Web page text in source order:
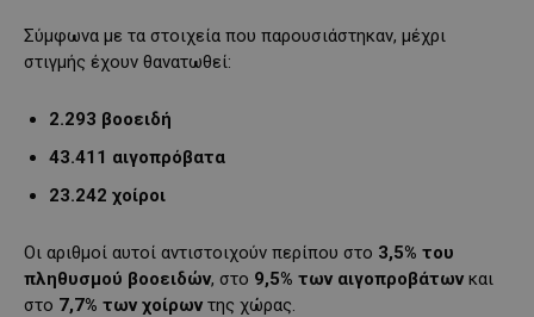
Σύμφωνα με τα στοιχεία που παρουσιάστηκαν, μέχρι
στιγμής έχουν θανατωθεί:
2.293 βοοειδή
43.411 αιγοπρόβατα
23.242 χοίροι
Οι αριθμοί αυτοί αντιστοιχούν περίπου στο 3,5% του
πληθυσμού βοοειδών, στο 9,5% των αιγοπροβάτων και
στο 7,7% των χοίρων της χώρας.